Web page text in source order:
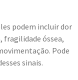
podem incluir dor
fragilidade óssea,
Pode
sinais.